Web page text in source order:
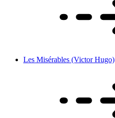
Les Misérables (Victor Hugo)